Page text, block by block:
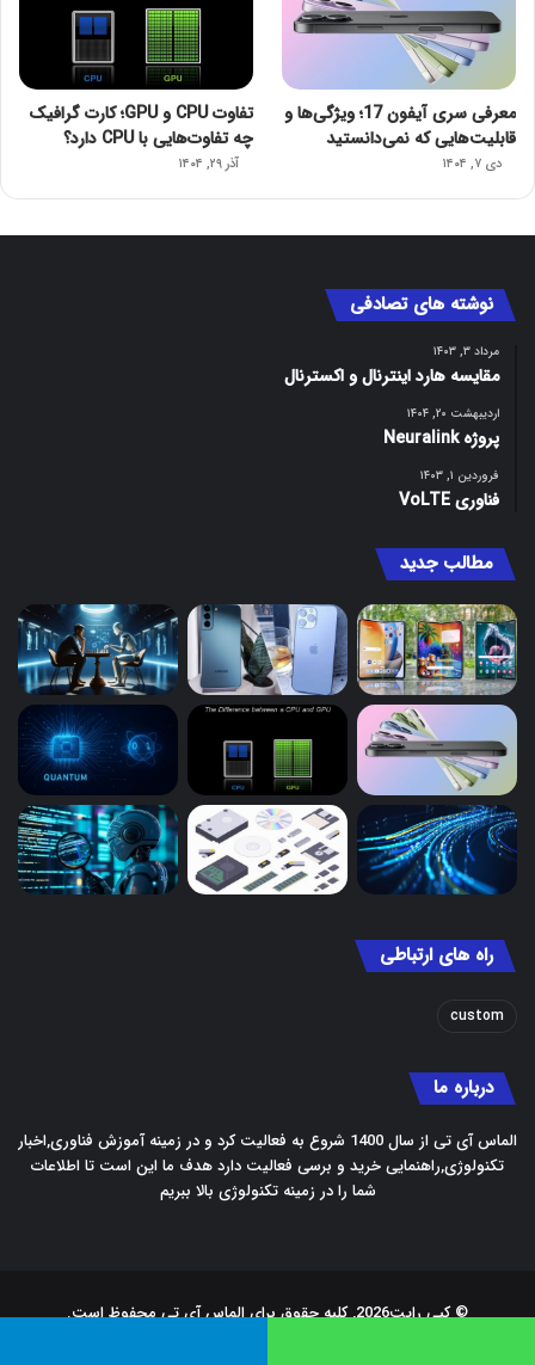
معرفی سری آیفون 17؛ ویژگی‌ها و
قابلیت‌هایی که نمی‌دانستید
دی ۷, ۱۴۰۴
تفاوت CPU و GPU؛ کارت گرافیک
چه تفاوت‌هایی با CPU دارد؟
آذر ۲۹, ۱۴۰۴
نوشته های تصادفی
مرداد ۳, ۱۴۰۳
مقایسه هارد اینترنال و اکسترنال
اردیبهشت ۲۰, ۱۴۰۴
پروژه Neuralink
فروردین ۱, ۱۴۰۳
فناوری VoLTE
مطالب جدید
راه های ارتباطی
custom
درباره ما
الماس آی تی از سال 1400 شروع به فعالیت کرد و در زمینه آموزش فناوری,اخبار
تکنولوژی,راهنمایی خرید و برسی فعالیت دارد هدف ما این است تا اطلاعات
شما را در زمینه تکنولوژی بالا ببریم
© کپی رایت2026, کلیه حقوق برای الماس آی تی محفوظ است.